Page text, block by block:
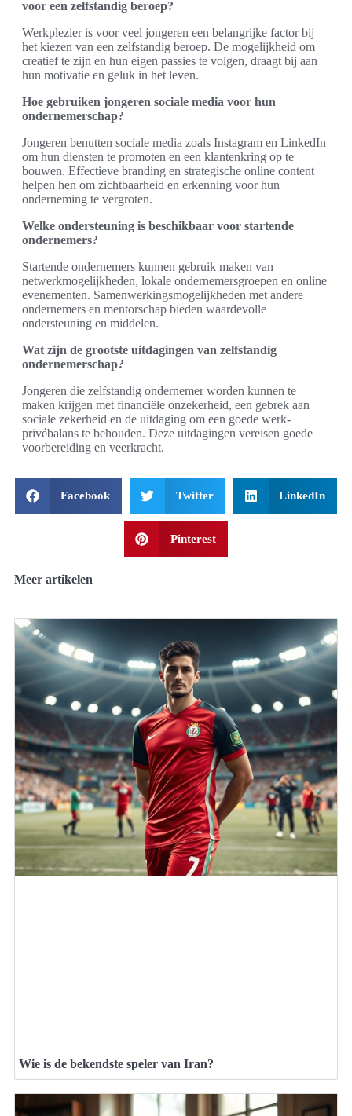
voor een zelfstandig beroep?
Werkplezier is voor veel jongeren een belangrijke factor bij
het kiezen van een zelfstandig beroep. De mogelijkheid om
creatief te zijn en hun eigen passies te volgen, draagt bij aan
hun motivatie en geluk in het leven.
Hoe gebruiken jongeren sociale media voor hun
ondernemerschap?
Jongeren benutten sociale media zoals Instagram en LinkedIn
om hun diensten te promoten en een klantenkring op te
bouwen. Effectieve branding en strategische online content
helpen hen om zichtbaarheid en erkenning voor hun
onderneming te vergroten.
Welke ondersteuning is beschikbaar voor startende
ondernemers?
Startende ondernemers kunnen gebruik maken van
netwerkmogelijkheden, lokale ondernemersgroepen en online
evenementen. Samenwerkingsmogelijkheden met andere
ondernemers en mentorschap bieden waardevolle
ondersteuning en middelen.
Wat zijn de grootste uitdagingen van zelfstandig
ondernemerschap?
Jongeren die zelfstandig ondernemer worden kunnen te
maken krijgen met financiële onzekerheid, een gebrek aan
sociale zekerheid en de uitdaging om een goede werk-
privébalans te behouden. Deze uitdagingen vereisen goede
voorbereiding en veerkracht.
Facebook Twitter LinkedIn
Pinterest
Meer artikelen
Wie is de bekendste speler van Iran?